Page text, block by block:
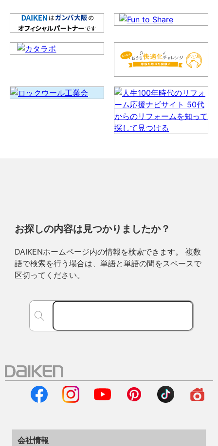
お探しの内容は見つかりましたか？
DAIKENホームページ内の情報を検索できます。 複数
語で検索を行う場合は、単語と単語の間をスペースで
区切ってください。
会社情報